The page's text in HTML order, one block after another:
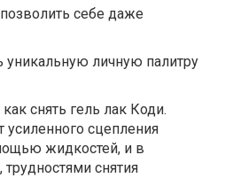
себе даже
уникальную личную палитру
снять гель лак Коди.
сцепления
жидкостей, и в
снятия